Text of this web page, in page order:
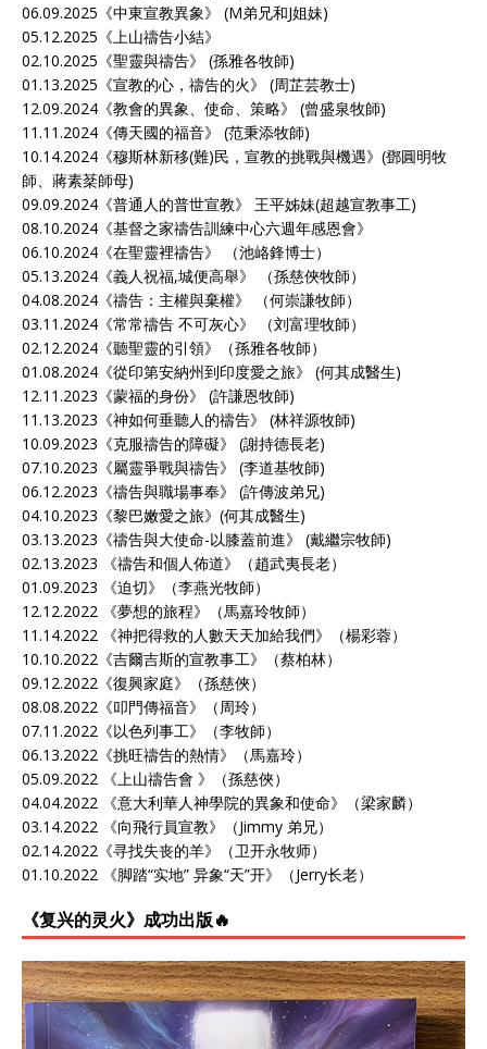
06.09.2025《中東宣教異象》 (M弟兄和J姐妹)
05.12.2025《上山禱告小結》
02.10.2025《聖靈與禱告》 (孫雅各牧師)
01.13.2025《宣教的心，禱告的火》 (周芷芸教士)
12.09.2024《教會的異象、使命、策略》 (曾盛泉牧師)
11.11.2024《傳天國的福音》 (范秉添牧師)
10.14.2024《穆斯林新移(難)民，宣教的挑戰與機遇》(鄧圓明牧
師、蔣素棻師母)
09.09.2024《普通人的普世宣教》 王平姊妹(超越宣教事工)
08.10.2024《基督之家禱告訓練中心六週年感恩會》
06.10.2024《在聖靈裡禱告》 （池峈鋒博士）
05.13.2024《義人祝福,城便高舉》 （孫慈俠牧師）
04.08.2024《禱告：主權與棄權》 （何崇謙牧師）
03.11.2024《常常禱告 不可灰心》 （刘富理牧師）
02.12.2024《聽聖靈的引領》（孫雅各牧師）
01.08.2024《從印第安納州到印度愛之旅》 (何其成醫生)
12.11.2023《蒙福的身份》 (許謙恩牧師)
11.13.2023《神如何垂聽人的禱告》 (林祥源牧師)
10.09.2023《克服禱告的障礙》 (謝持德長老)
07.10.2023《屬靈爭戰與禱告》 (李道基牧師)
06.12.2023《禱告與職場事奉》 (許傳波弟兄)
04.10.2023《黎巴嫩愛之旅》(何其成醫生)
03.13.2023《禱告與大使命-以膝蓋前進》 (戴繼宗牧師)
02.13.2023 《禱告和個人佈道》（趙武夷長老）
01.09.2023 《迫切》（李燕光牧師）
12.12.2022 《夢想的旅程》（馬嘉玲牧師）
11.14.2022 《神把得救的人數天天加給我們》（楊彩蓉）
10.10.2022《吉爾吉斯的宣教事工》（蔡柏林）
09.12.2022《復興家庭》（孫慈俠）
08.08.2022《叩門傳福音》（周玲）
07.11.2022《以色列事工》（李牧師）
06.13.2022《挑旺禱告的熱情》（馬嘉玲）
05.09.2022 《上山禱告會 》（孫慈俠）
04.04.2022 《意大利華人神學院的異象和使命》（梁家麟）
03.14.2022 《向飛行員宣教》（Jimmy 弟兄）
02.14.2022《寻找失丧的羊》（卫开永牧师）
01.10.2022 《脚踏“实地” 异象“天”开》（Jerry长老）
《复兴的灵火》成功出版🔥